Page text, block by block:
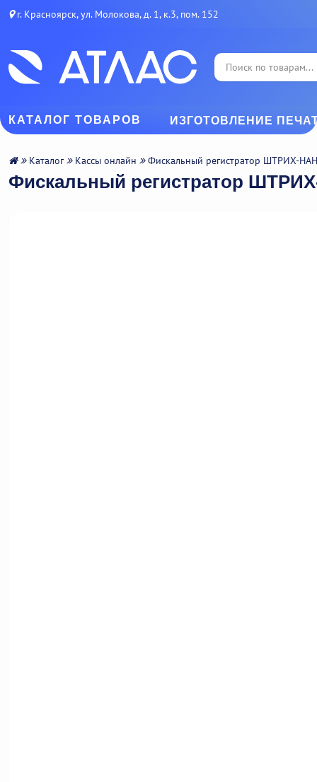
г. Красноярск, ул. Молокова, д. 1, к.3, пом. 152
КАТАЛОГ ТОВАРОВ ИЗГОТОВЛЕНИЕ
Каталог Кассы онлайн Фискальный регистратор ШТРИХ-
Фискальный регистратор